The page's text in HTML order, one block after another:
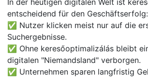
In der heutigen digitalen Welt ist
entscheidend für den Geschäftserfolg:
✅ Nutzer klicken meist nur auf die
Suchergebnisse.
✅ Ohne keresőoptimalizálás bleibt
digitalen "Niemandsland" verborgen.
✅ Unternehmen sparen langfristig